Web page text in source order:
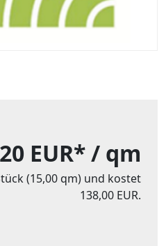
EUR*/ qm
(15,00 qm) und kostet
138,00 EUR.